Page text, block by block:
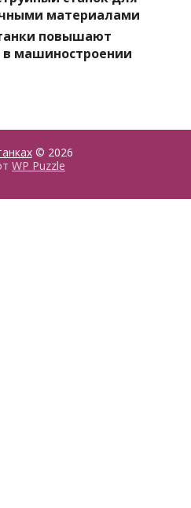
материалами
повышают
машиностроении
© 2026
WP Puzzle